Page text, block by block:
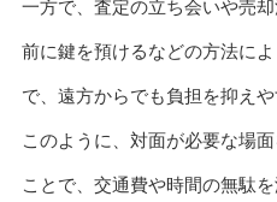
一方で、査定の立ち会いや売
前に鍵を預けるなどの方法に
で、遠方からでも負担を抑えや
このように、対面が必要な場
ことで、交通費や時間の無駄を